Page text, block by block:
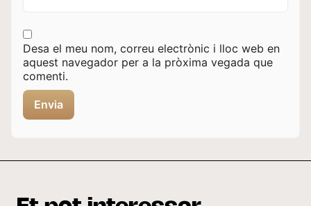
Desa el meu nom, correu electrònic i lloc web en
aquest navegador per a la pròxima vegada que
comenti.